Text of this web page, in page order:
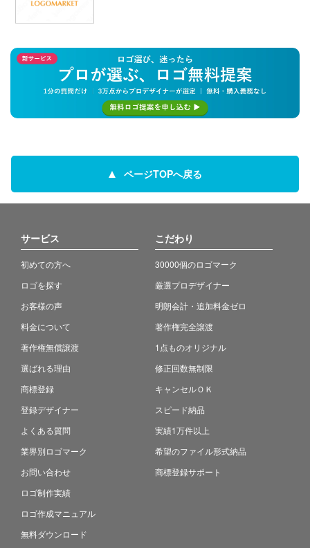
ページTOPへ戻る
サービス
初めての方へ
ロゴを探す
お客様の声
料金について
著作権無償譲渡
選ばれる理由
商標登録
登録デザイナー
よくある質問
業界別ロゴマーク
お問い合わせ
ロゴ制作実績
ロゴ作成マニュアル
無料ダウンロード
こだわり
30000個のロゴマーク
厳選プロデザイナー
明朗会計・追加料金ゼロ
著作権完全譲渡
1点ものオリジナル
修正回数無制限
キャンセルＯＫ
スピード納品
実績1万件以上
希望のファイル形式納品
商標登録サポート